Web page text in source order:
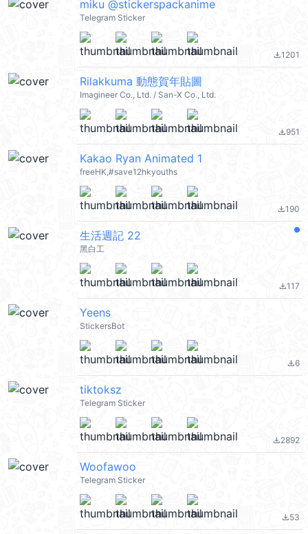
miku @stickerspackanime
Telegram Sticker
file_download1201
Rilakkuma 動態賀年貼圖
Imagineer Co., Ltd. / San-X Co., Ltd.
file_download951
Kakao Ryan Animated 1
freeHK,#save12hkyouths
file_download190
生活週記 22
黑白工
file_download117
Yeens
StickersBot
file_download6
tiktoksz
Telegram Sticker
file_download2892
Woofawoo
Telegram Sticker
file_download53